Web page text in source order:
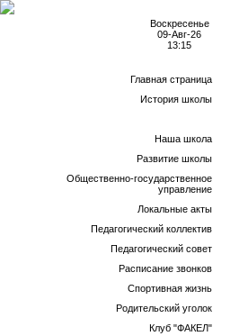
Воскресенье
09-Авг-26
13:15
Главная страница
История школы
Наша школа
Развитие школы
Общественно-государственное
управление
Локальные акты
Педагогический коллектив
Педагогический совет
Расписание звонков
Спортивная жизнь
Родительский уголок
Клуб "ФАКЕЛ"